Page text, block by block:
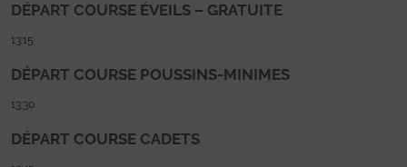
DÉPART COURSE ÉVEILS – GRATUITE
13:15
DÉPART COURSE POUSSINS-MINIMES
13:30
DÉPART COURSE CADETS